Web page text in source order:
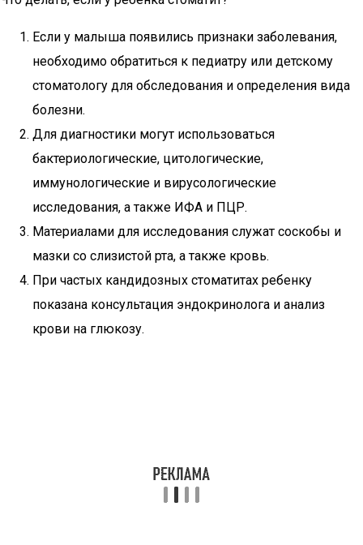
Если у малыша появились признаки заболевания,
необходимо обратиться к педиатру или детскому
стоматологу для обследования и определения вида
болезни.
Для диагностики могут использоваться
бактериологические, цитологические,
иммунологические и вирусологические
исследования, а также ИФА и ПЦР.
Материалами для исследования служат соскобы и
мазки со слизистой рта, а также кровь.
При частых кандидозных стоматитах ребенку
показана консультация эндокринолога и анализ
крови на глюкозу.